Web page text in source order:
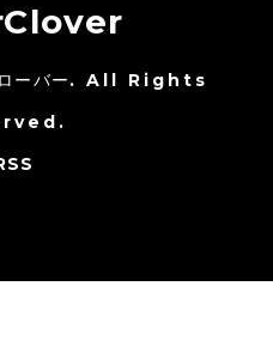
ーバー. All Rights